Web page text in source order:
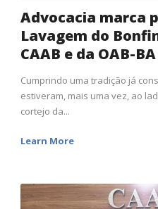
Advocacia marca
Lavagem do
CAAB e da OAB-BA
Cumprindo uma tradição já
estiveram, mais uma vez, ao
cortejo da...
Learn More